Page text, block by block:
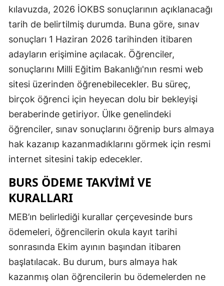
kılavuzda, 2026 İOKBS sonuçlarının açıklanacağı
tarih de belirtilmiş durumda. Buna göre, sınav
sonuçları 1 Haziran 2026 tarihinden itibaren
adayların erişimine açılacak. Öğrenciler,
sonuçlarını Milli Eğitim Bakanlığı'nın resmi web
sitesi üzerinden öğrenebilecekler. Bu süreç,
birçok öğrenci için heyecan dolu bir bekleyişi
beraberinde getiriyor. Ülke genelindeki
öğrenciler, sınav sonuçlarını öğrenip burs almaya
hak kazanıp kazanmadıklarını görmek için resmi
internet sitesini takip edecekler.
BURS ÖDEME TAKVIMI VE
KURALLARI
MEB’ın belirlediği kurallar çerçevesinde burs
ödemeleri, öğrencilerin okula kayıt tarihi
sonrasında Ekim ayının başından itibaren
başlatılacak. Bu durum, burs almaya hak
kazanmış olan öğrencilerin bu ödemelerden ne